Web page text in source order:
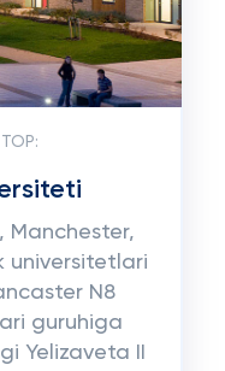
TOP:
Manchester,
universitetlari
N8
guruhiga
Yelizaveta II